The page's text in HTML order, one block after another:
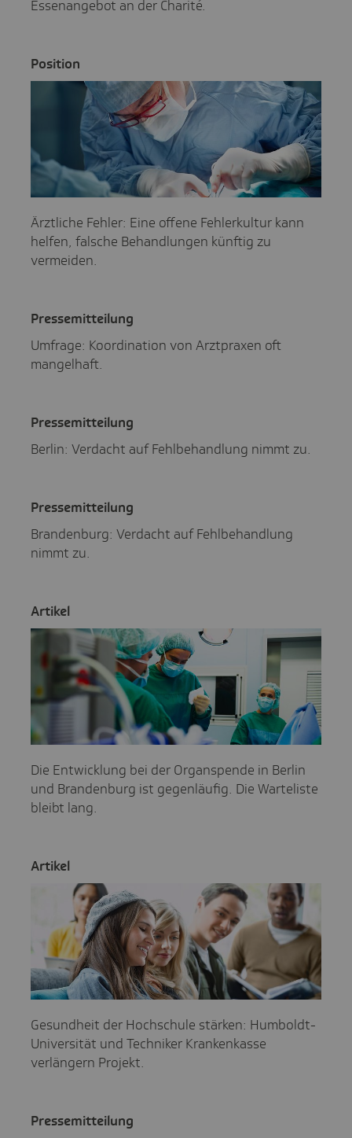
Essenangebot an der Charité.
Posi­tion
Ärztliche Fehler: Eine offene Fehlerkultur kann
helfen, falsche Behandlungen künftig zu
vermeiden.
Pres­se­mit­tei­lung
Umfrage: Koordination von Arztpraxen oft
mangelhaft.
Pres­se­mit­tei­lung
Berlin: Verdacht auf Fehlbehandlung nimmt zu.
Pres­se­mit­tei­lung
Brandenburg: Verdacht auf Fehlbehandlung
nimmt zu.
Artikel
Die Entwicklung bei der Organspende in Berlin
und Brandenburg ist gegenläufig. Die Warteliste
bleibt lang.
Artikel
Gesundheit der Hochschule stärken: Humboldt-
Universität und Techniker Krankenkasse
verlängern Projekt.
Pres­se­mit­tei­lung